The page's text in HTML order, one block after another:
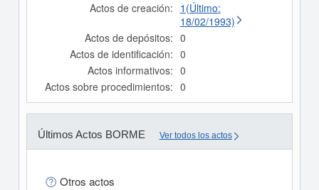
Actos de creación: 1(Último:
18/02/1993)
Actos de depósitos: 0
Actos de identificación: 0
Actos informativos: 0
Actos sobre procedimientos: 0
Últimos Actos BORME Ver todos los actos
Otros actos